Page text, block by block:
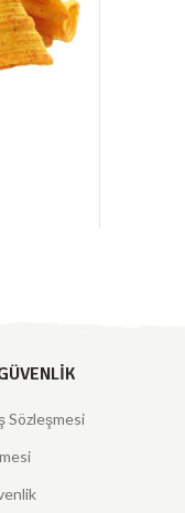
Sözleşmesi